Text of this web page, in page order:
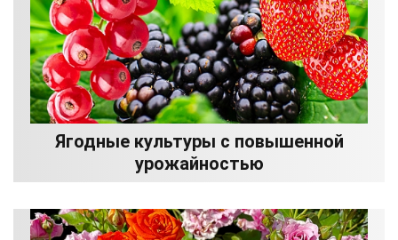
Ягодные культуры с повышенной
урожайностью